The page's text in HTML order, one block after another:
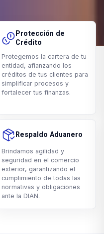
Protección de
Crédito
Protegemos la cartera de tu
entidad, afianzando los
créditos de tus clientes para
simplificar procesos y
fortalecer tus finanzas.
Respaldo Aduanero
Brindamos agilidad y
seguridad en el comercio
exterior, garantizando el
cumplimiento de todas las
normativas y obligaciones
ante la DIAN.